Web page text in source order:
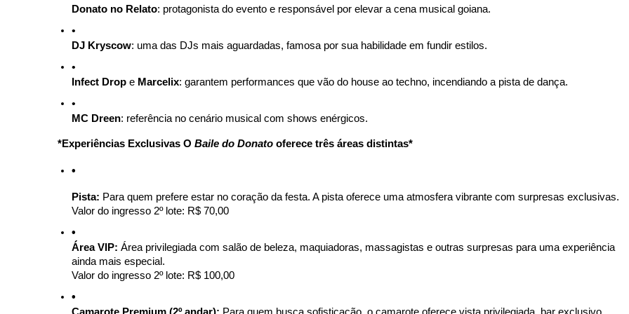
Donato no Relato: protagonista do evento e responsável por elevar a cena musical goiana.
DJ Kryscow: uma das DJs mais aguardadas, famosa por sua habilidade em fundir estilos.
Infect Drop e Marcelix: garantem performances que vão do house ao techno, incendiando a pista de dança.
MC Dreen: referência no cenário musical com shows enérgicos.
*Experiências Exclusivas O Baile do Donato oferece três áreas distintas*
Pista: Para quem prefere estar no coração da festa. A pista oferece uma atmosfera vibrante com surpresas exclusivas.
Valor do ingresso 2º lote: R$ 70,00
Área VIP: Área privilegiada com salão de beleza, maquiadoras, massagistas e outras surpresas para uma experiência
ainda mais especial.
Valor do ingresso 2º lote: R$ 100,00